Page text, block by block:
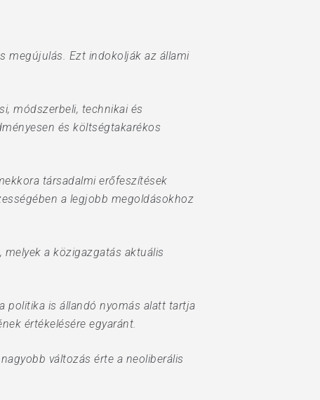
megújulás. Ezt indokolják az állami
módszerbeli, technikai és
és költségtakarékos
társadalmi erőfeszítések
a legjobb megoldásokhoz
a közigazgatás aktuális
politika is állandó nyomás alatt tartja
értékelésére egyaránt.
változás érte a neoliberális